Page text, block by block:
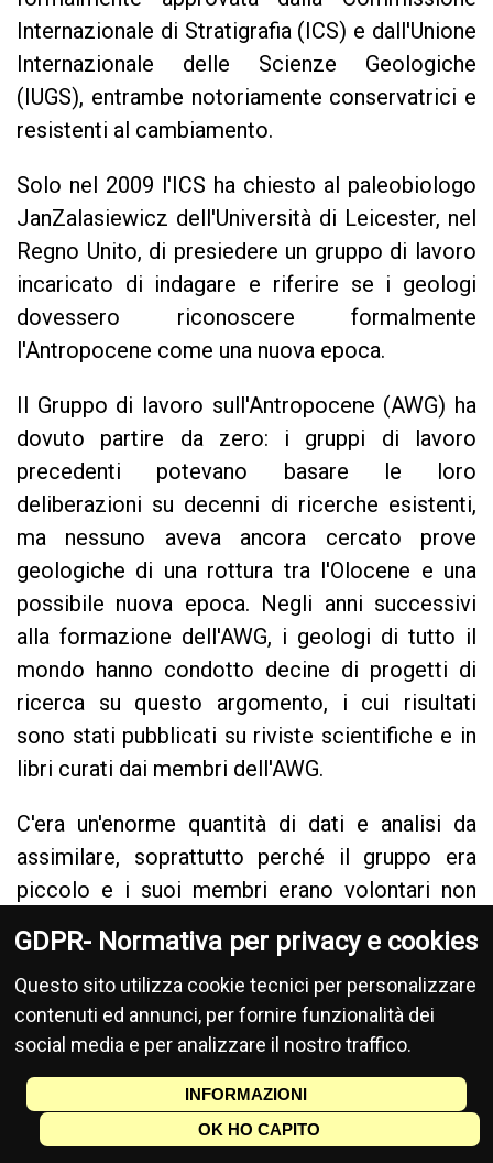
Internazionale di Stratigrafia (ICS) e dall'Unione
Internazionale delle Scienze Geologiche
(IUGS), entrambe notoriamente conservatrici e
resistenti al cambiamento.
Solo nel 2009 l'ICS ha chiesto al paleobiologo
JanZalasiewicz dell'Università di Leicester, nel
Regno Unito, di presiedere un gruppo di lavoro
incaricato di indagare e riferire se i geologi
dovessero riconoscere formalmente
l'Antropocene come una nuova epoca.
Il Gruppo di lavoro sull'Antropocene (AWG) ha
dovuto partire da zero: i gruppi di lavoro
precedenti potevano basare le loro
deliberazioni su decenni di ricerche esistenti,
ma nessuno aveva ancora cercato prove
geologiche di una rottura tra l'Olocene e una
possibile nuova epoca. Negli anni successivi
alla formazione dell'AWG, i geologi di tutto il
mondo hanno condotto decine di progetti di
ricerca su questo argomento, i cui risultati
sono stati pubblicati su riviste scientifiche e in
libri curati dai membri dell'AWG.
C'era un'enorme quantità di dati e analisi da
assimilare, soprattutto perché il gruppo era
piccolo e i suoi membri erano volontari non
retribuiti. Tuttavia, nel 2015 avevano
accumulato e valutato una grande quantità di
prove geologiche, indicatori fisici evidenti che
stava avvenendo un cambiamento radicale. Un
articolo che riassumeva tali prove è stato
pubblicato sulla rivistaScience
nel gennaio
2016.
GDPR- Normativa per privacy e cookies
Questo sito utilizza cookie tecnici per personalizzare
contenuti ed annunci, per fornire funzionalità dei
social media e per analizzare il nostro traffico.
INFORMAZIONI
OK HO CAPITO